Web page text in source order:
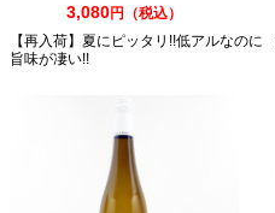
3,080円（税込）
【再入荷】夏にピッタリ!!低アルなのに
旨味が凄い!!